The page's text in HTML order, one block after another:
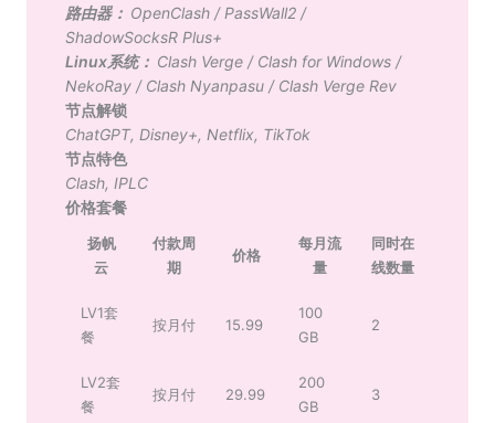
路由器： OpenClash/PassWall2/
ShadowSocksR Plus+
Linux系统： Clash Verge/ Clash for Windows/
NekoRay/ Clash Nyanpasu/ Clash Verge Rev
节点解锁
ChatGPT, Disney+, Netflix, TikTok
节点特色
Clash, IPLC
价格套餐
扬帆
云
付款周
期
价格
每月流
量
同时在
线数量
LV1套
餐
按月付 15.99
100
GB
2
LV2套
餐
按月付 29.99
200
GB
3